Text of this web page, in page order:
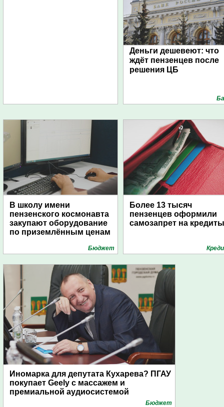
Деньги дешевеют: что
ждёт пензенцев после
решения ЦБ
В школу имени
пензенского космонавта
закупают оборудование
по приземлённым ценам
Бюджет
Более 13 тысяч
пензенцев оформили
самозапрет на кредиты
Иномарка для депутата Кухарева? ПГАУ
покупает Geely с массажем и
премиальной аудиосистемой
Бюджет